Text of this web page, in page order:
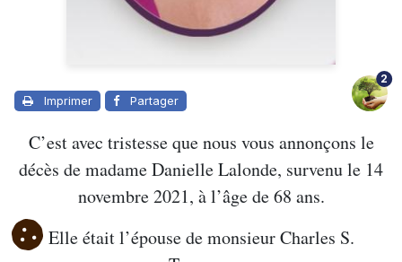
Imprimer Partager
2
C’est avec tristesse que nous vous annonçons le
décès de madame Danielle Lalonde, survenu le 14
novembre 2021, à l’âge de 68 ans.
Elle était l’épouse de monsieur Charles S.